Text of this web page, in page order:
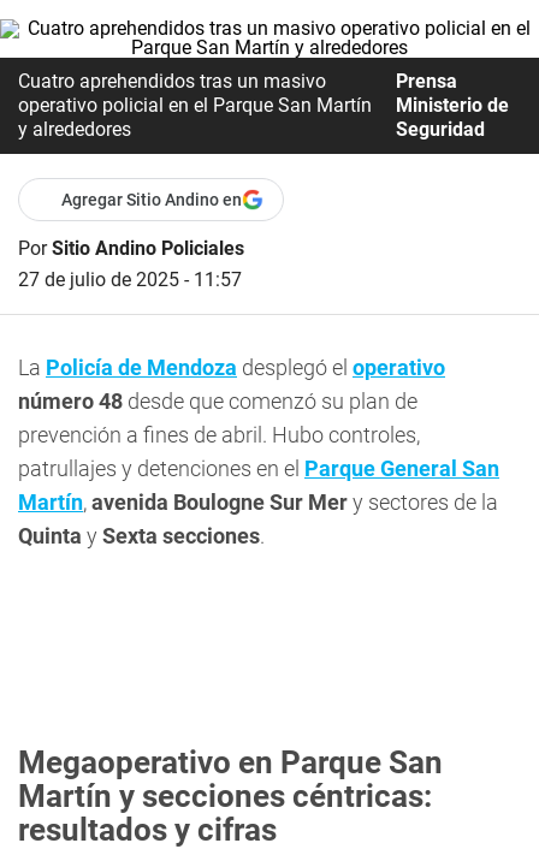
Cuatro aprehendidos tras un masivo
operativo policial en el Parque San Martín
y alrededores
Prensa
Ministerio de
Seguridad
Agregar Sitio Andino en
PorSitio Andino Policiales
27 de julio de 2025 - 11:57
La Policía de Mendoza desplegó el operativo
número 48 desde que comenzó su plan de
prevención a fines de abril. Hubo controles,
patrullajes y detenciones en el Parque General San
Martín,avenida Boulogne Sur Mery sectores de la
Quinta y Sexta secciones.
Megaoperativo en Parque San
Martín y secciones céntricas:
resultados y cifras